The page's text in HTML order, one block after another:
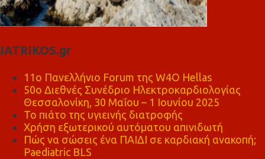
IATRIKOS.gr
11ο Πανελλήνιο Forum της W4O Hellas
50ο Διεθνές Συνέδριο Ηλεκτροκαρδιολογίας
Θεσσαλονίκη, 30 Μαΐου – 1 Ιουνίου 2025
Το πιάτο της υγιεινής διατροφής
Χρήση εξωτερικού αυτόματου απινιδωτή
Πώς να σώσεις ένα ΠΑΙΔΙ σε καρδιακή ανακοπή;
Paediatric BLS